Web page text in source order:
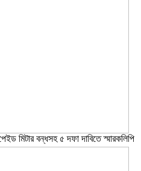
মিটার বন্ধসহ ৫ দফা দাবিতে স্মারকলিপি